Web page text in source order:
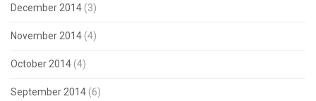
December 2014 (3)
November 2014 (4)
October 2014 (4)
September 2014 (6)